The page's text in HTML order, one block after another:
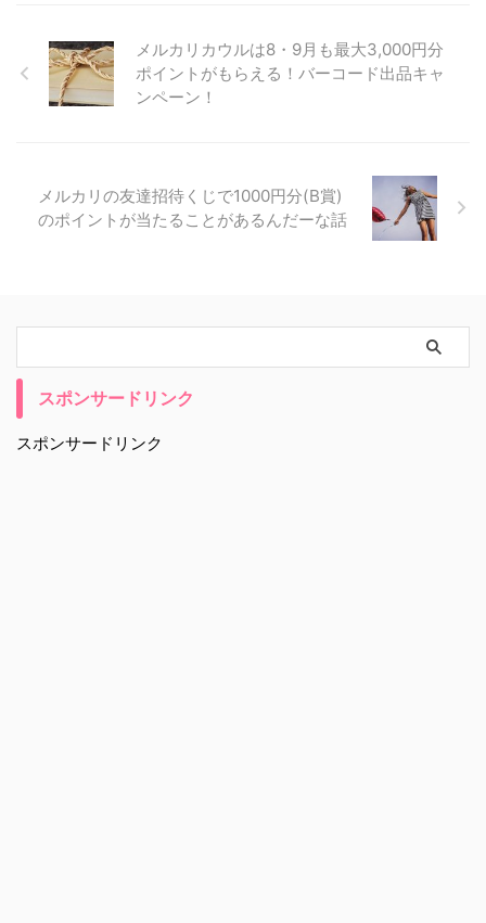
メルカリカウルは8・9月も最大3,000円分
ポイントがもらえる！バーコード出品キャ
ンペーン！
メルカリの友達招待くじで1000円分(B賞)
のポイントが当たることがあるんだーな話
スポンサードリンク
スポンサードリンク